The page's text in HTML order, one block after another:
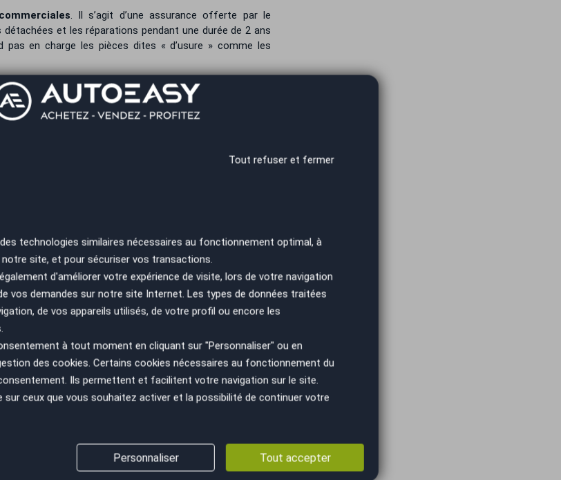
. Il s’agit d’une assurance offerte par le
et les réparations pendant une durée de 2 ans
en charge les pièces dites « d’usure » comme les
?
effet, un vendeur particulier doit assumer les garanties
vices cachés. Il en est de même pour le professionnel
l’ignorer) au moment de la signature du contrat. Vous
vous avez-vous-même provoqué le défaut du véhicule
vendeur peut, en plus,
fois compris dans le contrat, elle devient alors obligatoire
d’un mandataire automobile pour l’achat de votre
garantie reste chez le particulier vendeur, propriétaire du
– si vous le souhaitez – une garantie complémentaire
cette garantie peut, par exemple, couvrir :
carburateur, pompe à carburant, etc.)
(capteur de vitesse, différentiel, pignons, pompe
thermostat, ventilateur, etc.)
compteur, démarreur, relais, etc.)
Tout refuser et fermer
technologies similaires nécessaires au fonctionnement optimal, à
site, et pour sécuriser vos transactions.
d'améliorer votre expérience de visite, lors de votre navigation
vos demandes sur notre site Internet. Les types de données traitées
de vos appareils utilisés, de votre profil ou encore les
à tout moment en cliquant sur "Personnaliser" ou en
des cookies. Certains cookies nécessaires au fonctionnement du
Ils permettent et facilitent votre navigation sur le site.
ceux que vous souhaitez activer et la possibilité de continuer votre
Tout accepter
Personnaliser